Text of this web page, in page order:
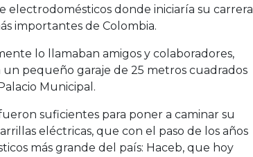
donde iniciaría su carrera
importantes de Colombia.
lo llamaban amigos y colaboradores,
pequeño garaje de 25 metros cuadrados
Municipal.
suficientes para poner a caminar su
eléctricas, que con el paso de los años
más grande del país: Haceb, que hoy